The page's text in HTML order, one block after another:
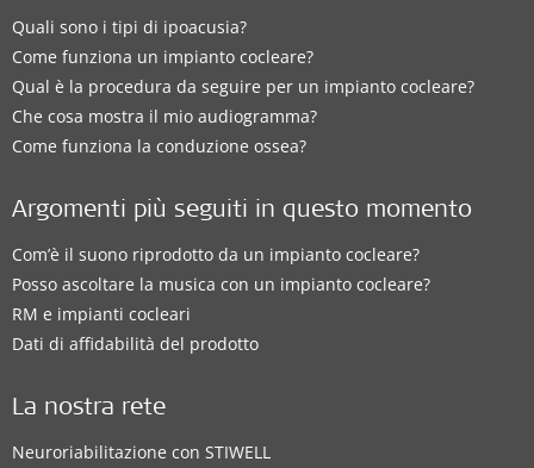
Quali sono i tipi di ipoacusia?
Come funziona un impianto cocleare?
Qual è la procedura da seguire per un impianto cocleare?
Che cosa mostra il mio audiogramma?
Come funziona la conduzione ossea?
Argomenti più seguiti in questo momento
Com’è il suono riprodotto da un impianto cocleare?
Posso ascoltare la musica con un impianto cocleare?
RM e impianti cocleari
Dati di affidabilità del prodotto
La nostra rete
Neuroriabilitazione con STIWELL